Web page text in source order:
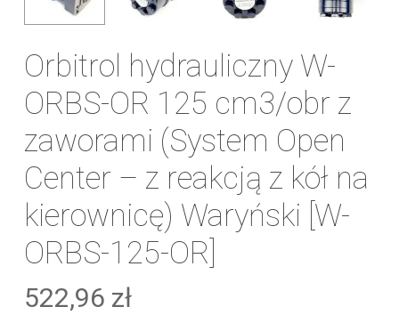
Orbitrol hydrauliczny W-
ORBS-OR 125 cm3/obr z
zaworami (System Open
Center – z reakcją z kół na
kierownicę) Waryński [W-
ORBS-125-OR]
522,96 zł